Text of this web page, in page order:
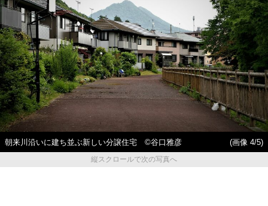
朝来川沿いに建ち並ぶ新しい分譲住宅 ©谷口雅彦
(画像 4/5)
縦スクロールで次の写真へ